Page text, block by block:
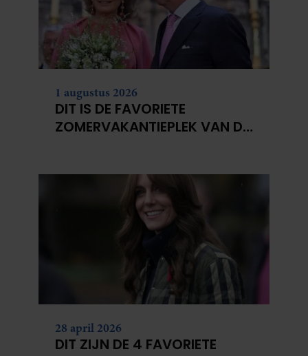
1 augustus 2026
DIT IS DE FAVORIETE
ZOMERVAKANTIEPLEK VAN DE
28 april 2026
DIT ZIJN DE 4 FAVORIETE